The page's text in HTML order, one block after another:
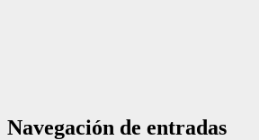
Navegación de entradas